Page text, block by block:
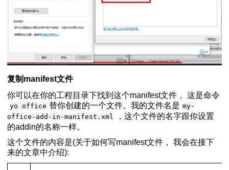
复制manifest文件
你可以在你的工程目录下找到这个manifest文件， 这是命令
yo office 替你创建的一个文件。我的文件名是 my-
office-add-in-manifest.xml
，这个文件的名字跟你设置
的addin的名称一样。
这个文件的内容是(关于如何写manifest文件， 我会在接下
来的文章中介绍):